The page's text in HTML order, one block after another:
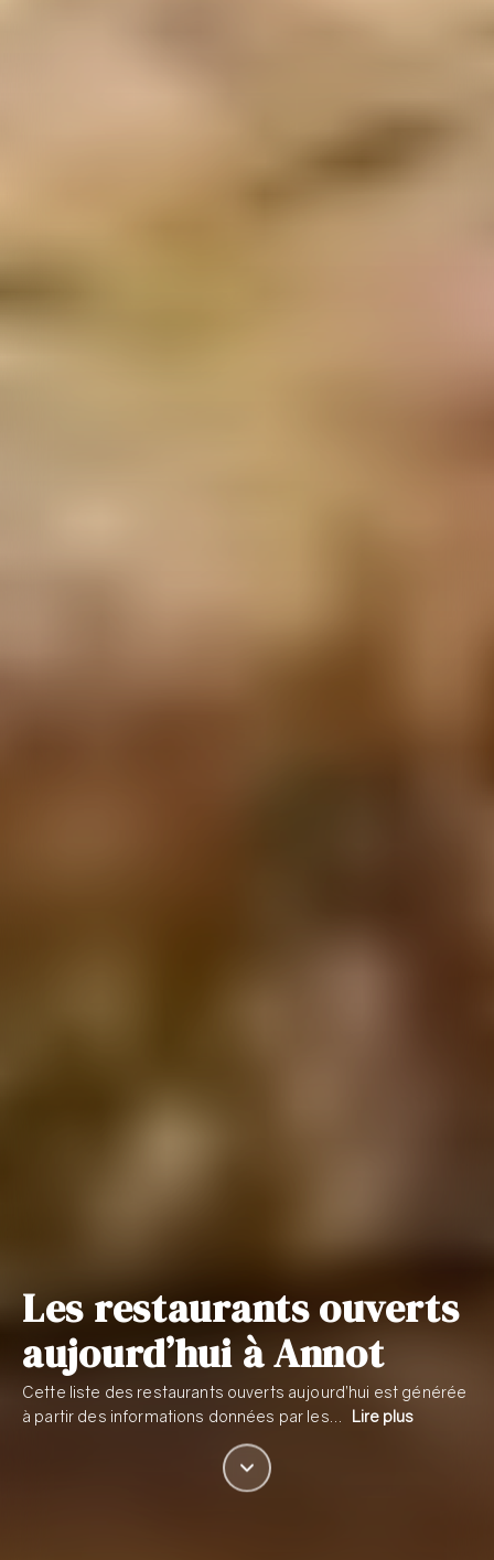
Les restaurants ouverts
aujourd’hui à Annot
Cette liste des restaurants ouverts aujourd’hui est générée
à partir des informations données par les…
Lire plus